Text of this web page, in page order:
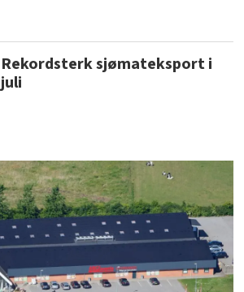
Rekordsterk sjømateksport i
juli